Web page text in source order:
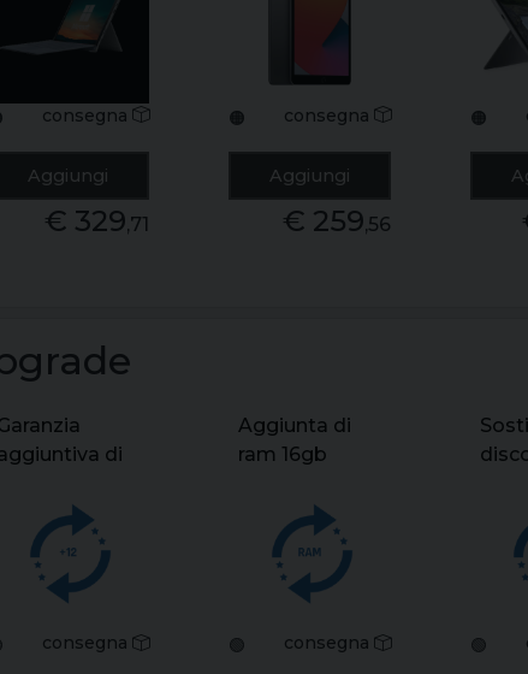
core i5-
ram
11
non touch
b+
consegna
Aggiungi
€ 329,71
32gb solo wifi
space gray
grado a
🟠 consegna
Aggiungi
€ 259,56
ram
pro
🟠
di
fino a
consegna
Aggiunta di
ram 16gb
notebook
🟢 consegna
fissi
🟢